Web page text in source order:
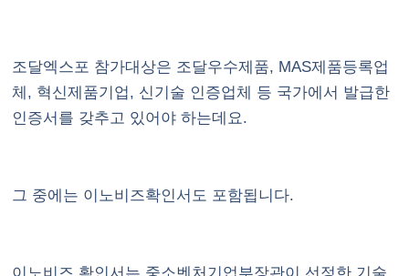
조달엑스포 참가대상은 조달우수제품, MAS제품등록업
체, 혁신제품기업, 신기술 인증업체 등 국가에서 발급한
인증서를 갖추고 있어야 하는데요.
그 중에는 이노비즈확인서도 포함됩니다.
이노비즈 확인서는 중소벤처기업부장관이 선정한 기술